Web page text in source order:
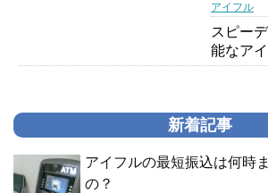
アイフル
スピー
能なアイ
新着記事
アイフルの最短振込は何時
の？